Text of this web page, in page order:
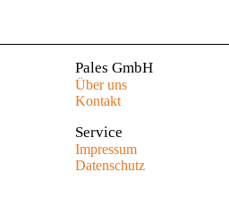
Pales GmbH
Über uns
Kontakt
Service
Impressum
Datenschutz